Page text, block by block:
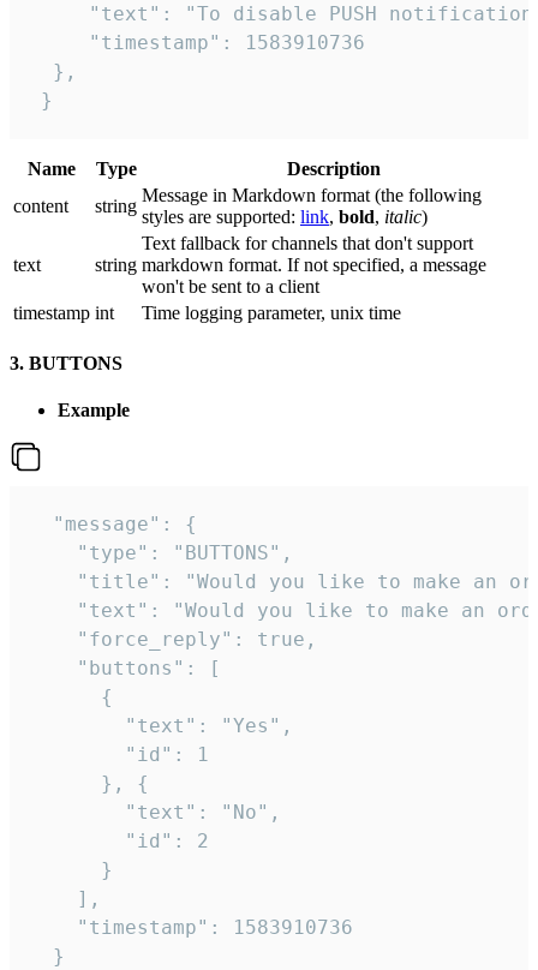
"text": "To disable PUSH
     "timestamp": 1583910736
  },
}
Name Type
Description
сontent
string
Message in Markdown format (the following
styles are supported: link, bold, italic)
text string
Text fallback for channels that don't support
markdown format. If not specified, a message
won't be sent to a client
timestamp int Time logging parameter, unix time
3. BUTTONS
Example
  "message": {
    "type": "BUTTONS",
"title": "Would you like to make an
"text": "Would you like to make an
    "force_reply": true,
    "buttons": [
      {
        "text": "Yes",
        "id": 1
      }, {
        "text": "No",
        "id": 2
      }
    ],
    "timestamp": 1583910736
  }